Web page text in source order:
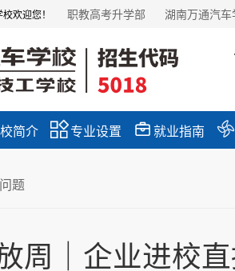
欢迎您！ 职教高考升学部 湖南万通汽车
简介 专业设置 就业指南 
题
周｜企业进校